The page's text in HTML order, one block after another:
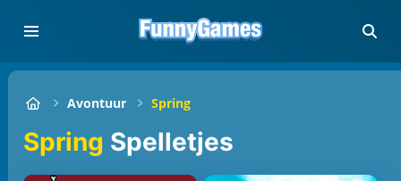
Avontuur Spring
Spring Spelletjes